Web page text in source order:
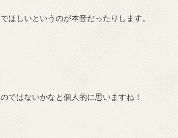
ほしいというのが本音だったりします。
ではないかなと個人的に思いますね！